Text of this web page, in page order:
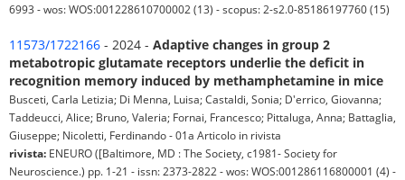
6993 - wos: WOS:001228610700002 (13) - scopus: 2-s2.0-85186197760 (15)
11573/1722166 - 2024 - Adaptive changes in group 2
metabotropic glutamate receptors underlie the deficit in
recognition memory induced by methamphetamine in mice
Busceti, Carla Letizia; Di Menna, Luisa; Castaldi, Sonia; D'errico, Giovanna;
Taddeucci, Alice; Bruno, Valeria; Fornai, Francesco; Pittaluga, Anna; Battaglia,
Giuseppe; Nicoletti, Ferdinando - 01a Articolo in rivista
rivista: ENEURO ([Baltimore, MD : The Society, c1981- Society for
Neuroscience.) pp. 1-21 - issn: 2373-2822 - wos: WOS:001286116800001 (4) -